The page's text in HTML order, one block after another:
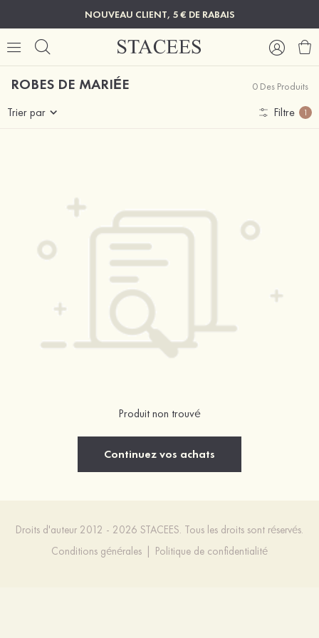
NOUVEAU CLIENT, 5 € DE RABAIS
ROBES DE MARIÉE 0 Des Produits
Trier par Filtre 1
Produit non trouvé
Continuez vos achats
Droits d'auteur 2012 - 2026 STACEES. Tous les droits sont réservés.
Conditions générales
Politique de confidentialité